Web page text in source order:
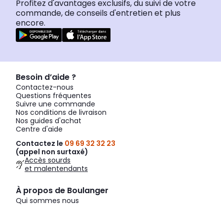
Profitez d'avantages exclusifs, du suivi de votre
commande, de conseils d'entretien et plus
encore.
Besoin d’aide ?
Contactez-nous
Questions fréquentes
Suivre une commande
Nos conditions de livraison
Nos guides d'achat
Centre d'aide
Contactez le 09 69 32 32 23
(appel non surtaxé)
Accès sourds
et malentendants
À propos de Boulanger
Qui sommes nous